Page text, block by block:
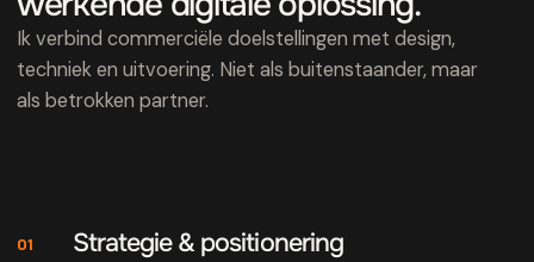
Ik verbind commerciële doelstellingen met design,
techniek en uitvoering. Niet als buitenstaander, maar
als betrokken partner.
01 Strategie & positionering